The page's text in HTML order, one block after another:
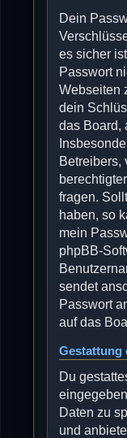
Dein
es sicher
Passwort
Webseiten
dein
das Board,
Betreibers,
fragen.
haben, so
mein
phpBB-
sendet
Passwort
auf das
Gestattung
Du
Daten zu
und